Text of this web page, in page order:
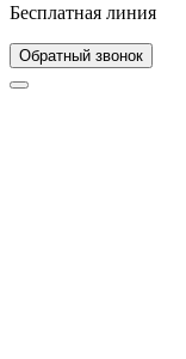
Бесплатная линия
Обратный звонок